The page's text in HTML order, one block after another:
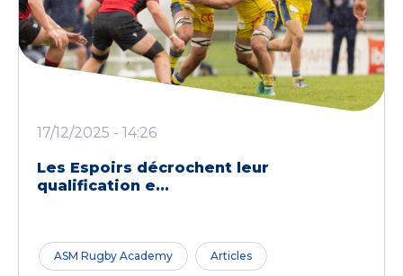
17/12/2025 - 14:26
Les Espoirs décrochent leur
qualification e...
ASM Rugby Academy Articles